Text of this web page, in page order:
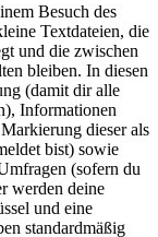
Besuch des
Textdateien, die
und die zwischen
bleiben. In diesen
(damit dir alle
Informationen
dieser als
bist) sowie
(sofern du
werden deine
und eine
standardmäßig